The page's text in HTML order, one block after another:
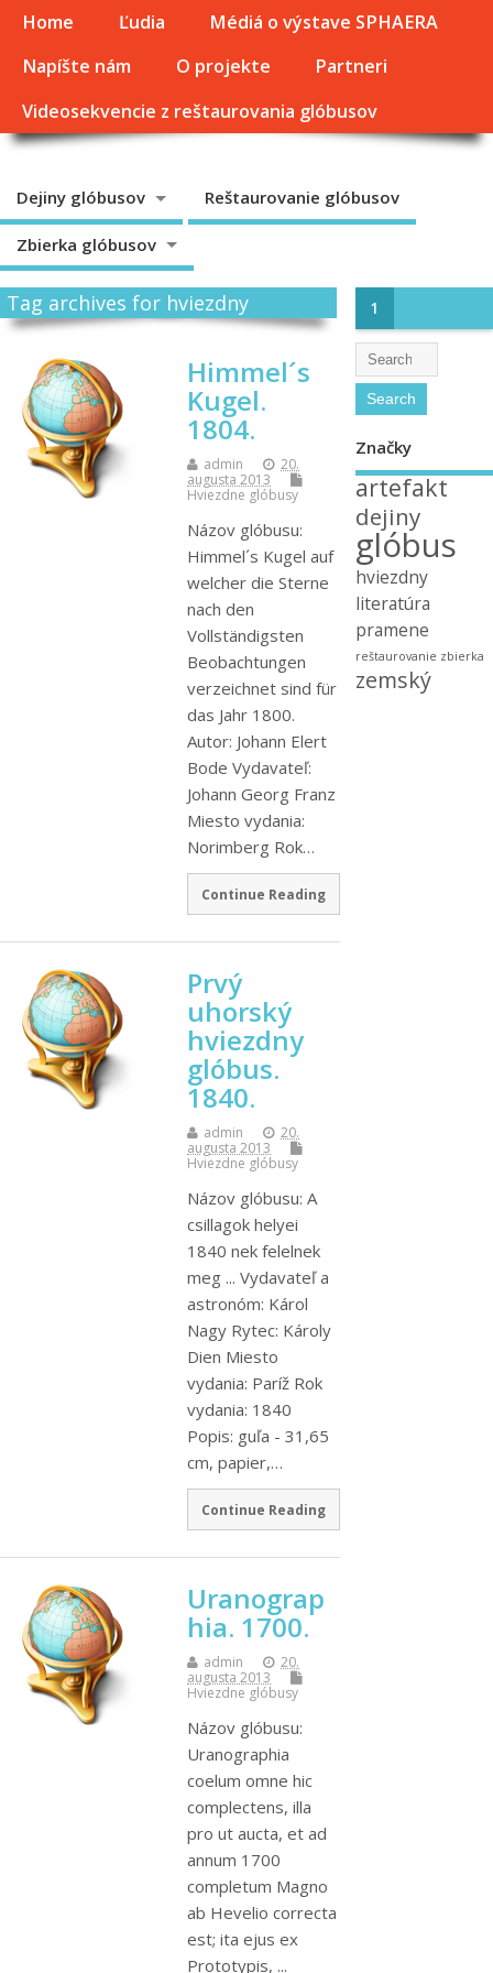
Home Ľudia
Médiá o výstave SPHAERA
Napíšte nám
O projekte
Partneri
Videosekvencie z reštaurovania glóbusov
Dejiny glóbusov Reštaurovanie glóbusov
Zbierka glóbusov
Tag archives for hviezdny
Himmel´s
Kugel.
1804.
admin
20.
augusta 2013
Hviezdne glóbusy
Názov glóbusu:
Himmel´s Kugel auf
welcher die Sterne
nach den
Vollständigsten
Beobachtungen
verzeichnet sind für
das Jahr 1800.
Autor: Johann Elert
Bode Vydavateľ:
Johann Georg Franz
Miesto vydania:
Norimberg Rok…
Continue Reading
Prvý
uhorský
hviezdny
glóbus.
1840.
admin
20.
augusta 2013
Hviezdne glóbusy
Názov glóbusu: A
csillagok helyei
1840 nek felelnek
meg ... Vydavateľ a
astronóm: Károl
Nagy Rytec: Károly
Dien Miesto
vydania: Paríž Rok
vydania: 1840
Popis: guľa - 31,65
cm, papier,…
Continue Reading
Uranograp
hia. 1700.
admin
20.
augusta 2013
Hviezdne glóbusy
Názov glóbusu:
Uranographia
coelum omne hic
complectens, illa
pro ut aucta, et ad
annum 1700
completum Magno
ab Hevelio correcta
est; ita ejus ex
Prototypis, ...
1
Značky
artefakt
dejiny
glóbus
hviezdny
literatúra
pramene
reštaurovanie zbierka
zemský